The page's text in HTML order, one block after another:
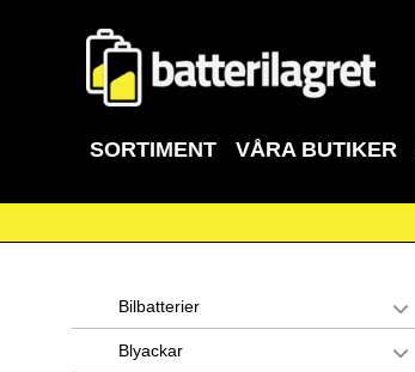
SORTIMENT VÅRA BUTIKER
Bilbatterier
Blyackar